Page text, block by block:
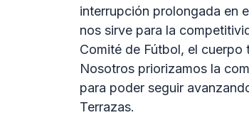
interrupción prolongada en
nos sirve para la
Comité de Fútbol, el
Nosotros priorizamos la
para poder seguir
Terrazas.